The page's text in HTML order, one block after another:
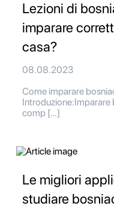
Lezioni di
imparare
casa?
08.08.2023
Come imparare
Introduzione:Imparare
comp […]
Le migliori
studiare